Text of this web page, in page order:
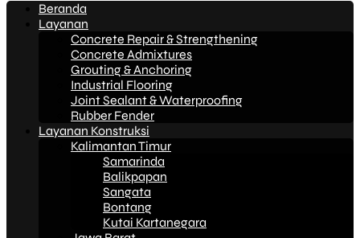
Beranda
Layanan
Concrete Repair & Strengthening
Concrete Admixtures
Grouting & Anchoring
Industrial Flooring
Joint Sealant & Waterproofing
Rubber Fender
Layanan Konstruksi
Kalimantan Timur
Samarinda
Balikpapan
Sangata
Bontang
Kutai Kartanegara